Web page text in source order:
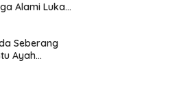
Alami Luka
Seberang
Ayah